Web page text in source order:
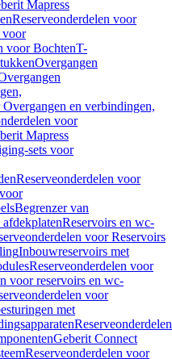
Mapress
Reserveonderdelen voor
voor
voor BochtenT-
Overgangen
en verbindingen,
voor
Mapress
sets voor
Reserveonderdelen voor
Begrenzer van
Reservoirs en wc-
voor Reservoirs
Inbouwreservoirs met
Reserveonderdelen voor
voor reservoirs en wc-
voor
met
Reserveonderdelen
Geberit Connect
Reserveonderdelen voor